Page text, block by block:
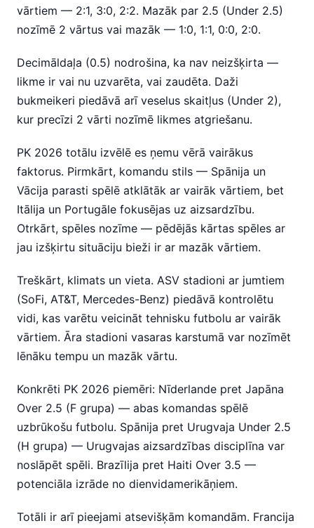
vārtiem — 2:1, 3:0, 2:2. Mazāk par 2.5 (Under 2.5)
nozīmē 2 vārtus vai mazāk — 1:0, 1:1, 0:0, 2:0.
Decimāldaļa (0.5) nodrošina, ka nav neizšķirta —
likme ir vai nu uzvarēta, vai zaudēta. Daži
bukmeikeri piedāvā arī veselus skaitļus (Under 2),
kur precīzi 2 vārti nozīmē likmes atgriešanu.
PK 2026 totālu izvēlē es ņemu vērā vairākus
faktorus. Pirmkārt, komandu stils — Spānija un
Vācija parasti spēlē atklātāk ar vairāk vārtiem, bet
Itālija un Portugāle fokusējas uz aizsardzību.
Otrkārt, spēles nozīme — pēdējās kārtas spēles ar
jau izšķirtu situāciju bieži ir ar mazāk vārtiem.
Treškārt, klimats un vieta. ASV stadioni ar jumtiem
(SoFi, AT&T, Mercedes-Benz) piedāvā kontrolētu
vidi, kas varētu veicināt tehnisku futbolu ar vairāk
vārtiem. Āra stadioni vasaras karstumā var nozīmēt
lēnāku tempu un mazāk vārtu.
Konkrēti PK 2026 piemēri: Nīderlande pret Japāna
Over 2.5 (F grupa) — abas komandas spēlē
uzbrūkošu futbolu. Spānija pret Urugvaja Under 2.5
(H grupa) — Urugvajas aizsardzības disciplīna var
noslāpēt spēli. Brazīlija pret Haiti Over 3.5 —
potenciāla izrāde no dienvidamerikāņiem.
Totāli ir arī pieejami atsevišķām komandām. Francija